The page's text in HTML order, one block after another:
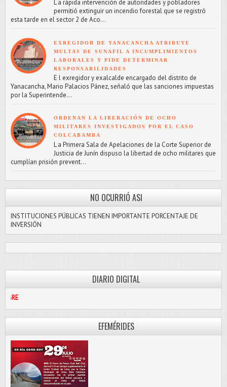
L a rápida intervención de autoridades y pobladores
permitió extinguir un incendio forestal que se registró
esta tarde en el sector 2 de Aco...
EXREGIDOR DE YANACANCHA ATRIBUYE
MULTAS DE SUNAFIL A INCUMPLIMIENTOS
LABORALES Y PIDE DETERMINAR
RESPONSABILIDADES
E l exregidor y exalcalde encargado del distrito de
Yanacancha, Mario Palacios Pánez, señaló que las sanciones impuestas
por la Superintende...
ORDENAN LA LIBERACIÓN DE OCHO
MILITARES INVESTIGADOS POR EL CASO
COLCABAMBA
L a Primera Sala de Apelaciones de la Corte Superior de
Justicia de Junín dispuso la libertad de ocho militares que
cumplían prisión prevent...
NO OCURRIÓ ASI
INSTITUCIONES PÚBLICAS TIENEN IMPORTANTE PORCENTAJE DE
INVERSIÓN
DIARIO DIGITAL
EFEMÉRIDES